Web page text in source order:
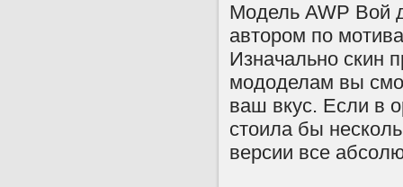
Модель AWP Вой
автором по
Изначально скин
мододелам вы
ваш вкус. Если в
стоила бы
версии все